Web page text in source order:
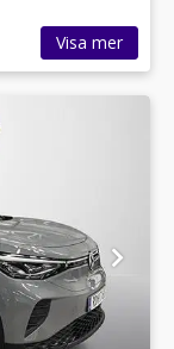
Visa mer